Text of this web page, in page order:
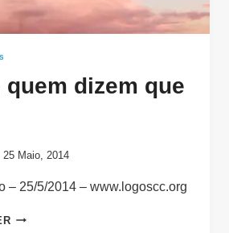
quem dizem que
25 Maio, 2014
– 25/5/2014 – www.logoscc.org
E